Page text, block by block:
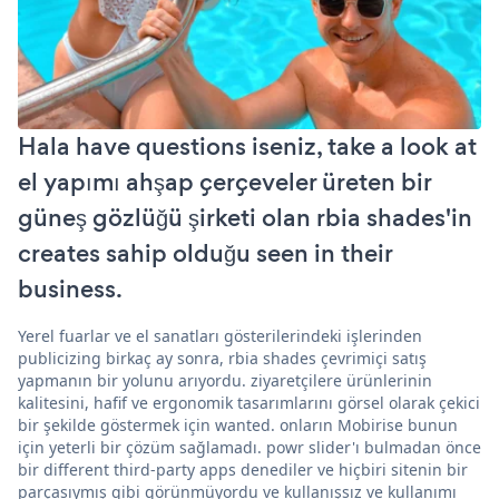
Hala have questions iseniz, take a look at
el yapımı ahşap çerçeveler üreten bir
güneş gözlüğü şirketi olan rbia shades'in
creates sahip olduğu seen in their
business.
Yerel fuarlar ve el sanatları gösterilerindeki işlerinden
publicizing birkaç ay sonra, rbia shades çevrimiçi satış
yapmanın bir yolunu arıyordu. ziyaretçilere ürünlerinin
kalitesini, hafif ve ergonomik tasarımlarını görsel olarak çekici
bir şekilde göstermek için wanted. onların Mobirise bunun
için yeterli bir çözüm sağlamadı. powr slider'ı bulmadan önce
bir different third-party apps denediler ve hiçbiri sitenin bir
parçasıymış gibi görünmüyordu ve kullanışsız ve kullanımı